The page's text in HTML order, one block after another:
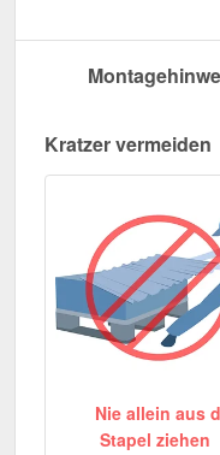
Kratzer vermeiden
Nie allein aus
Stapel ziehen